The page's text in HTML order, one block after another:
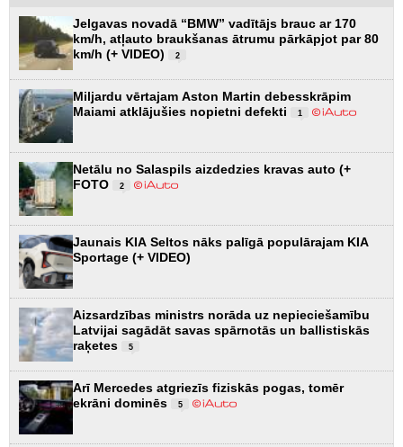
Jelgavas novadā “BMW” vadītājs brauc ar 170
km/h, atļauto braukšanas ātrumu pārkāpjot par 80
km/h (+ VIDEO)
2
Miljardu vērtajam Aston Martin debesskrāpim
Maiami atklājušies nopietni defekti
1
Netālu no Salaspils aizdedzies kravas auto (+
FOTO
2
Jaunais KIA Seltos nāks palīgā populārajam KIA
Sportage (+ VIDEO)
Aizsardzības ministrs norāda uz nepieciešamību
Latvijai sagādāt savas spārnotās un ballistiskās
raķetes
5
Arī Mercedes atgriezīs fiziskās pogas, tomēr
ekrāni dominēs
5